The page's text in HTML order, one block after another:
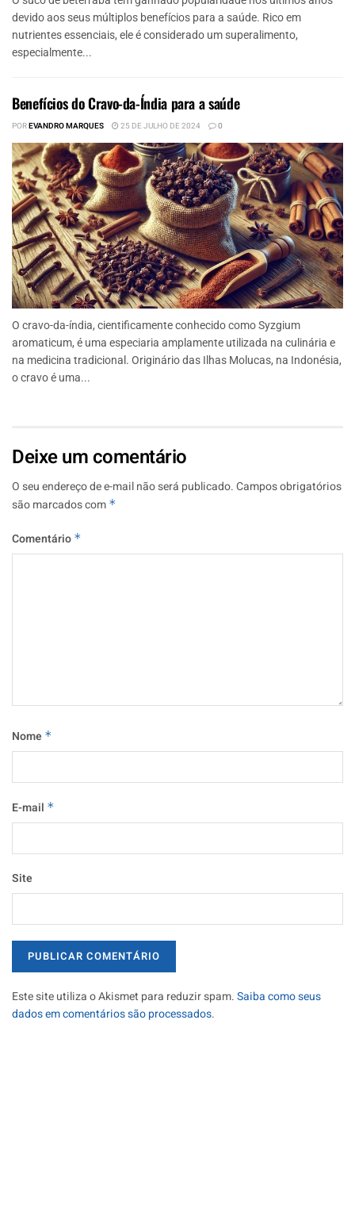
devido aos seus múltiplos benefícios para a saúde. Rico em
nutrientes essenciais, ele é considerado um superalimento,
especialmente...
Benefícios do Cravo-da-Índia para a saúde
POREVANDRO MARQUES 25 DE JULHO DE 2024 0
O cravo-da-índia, cientificamente conhecido como Syzgium
aromaticum, é uma especiaria amplamente utilizada na culinária e
na medicina tradicional. Originário das Ilhas Molucas, na Indonésia,
o cravo é uma...
Deixe um comentário
O seu endereço de e-mail não será publicado.Campos obrigatórios
são marcados com *
Comentário *
Nome *
E-mail *
Site
Este site utiliza o Akismet para reduzir spam.Saiba como seus
dados em comentários são processados.